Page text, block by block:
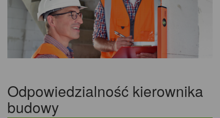
Odpowiedzialność kierownika
budowy